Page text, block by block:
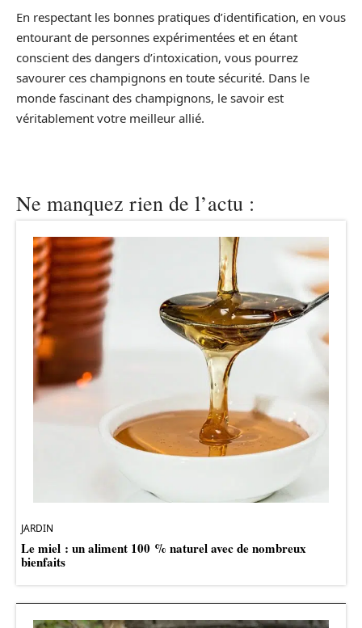
En respectant les bonnes pratiques d’identification, en vous
entourant de personnes expérimentées et en étant
conscient des dangers d’intoxication, vous pourrez
savourer ces champignons en toute sécurité. Dans le
monde fascinant des champignons, le savoir est
véritablement votre meilleur allié.
Ne manquez rien de l’actu :
JARDIN
Le miel : un aliment 100 % naturel avec de nombreux
bienfaits